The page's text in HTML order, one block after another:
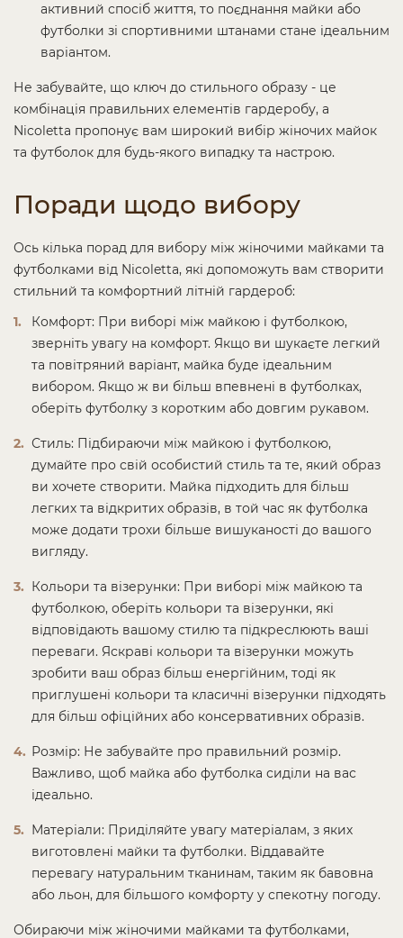
активний спосіб життя, то поєднання майки або
футболки зі спортивними штанами стане ідеальним
варіантом.
Не забувайте, що ключ до стильного образу - це
комбінація правильних елементів гардеробу, а
Nicoletta пропонує вам широкий вибір жіночих майок
та футболок для будь-якого випадку та настрою.
Поради щодо вибору
Ось кілька порад для вибору між жіночими майками та
футболками від Nicoletta, які допоможуть вам створити
стильний та комфортний літній гардероб:
Комфорт: При виборі між майкою і футболкою,
зверніть увагу на комфорт. Якщо ви шукаєте легкий
та повітряний варіант, майка буде ідеальним
вибором. Якщо ж ви більш впевнені в футболках,
оберіть футболку з коротким або довгим рукавом.
Стиль: Підбираючи між майкою і футболкою,
думайте про свій особистий стиль та те, який образ
ви хочете створити. Майка підходить для більш
легких та відкритих образів, в той час як футболка
може додати трохи більше вишуканості до вашого
вигляду.
Кольори та візерунки: При виборі між майкою та
футболкою, оберіть кольори та візерунки, які
відповідають вашому стилю та підкреслюють ваші
переваги. Яскраві кольори та візерунки можуть
зробити ваш образ більш енергійним, тоді як
приглушені кольори та класичні візерунки підходять
для більш офіційних або консервативних образів.
Розмір: Не забувайте про правильний розмір.
Важливо, щоб майка або футболка сиділи на вас
ідеально.
Матеріали: Приділяйте увагу матеріалам, з яких
виготовлені майки та футболки. Віддавайте
перевагу натуральним тканинам, таким як бавовна
або льон, для більшого комфорту у спекотну погоду.
Обираючи між жіночими майками та футболками,